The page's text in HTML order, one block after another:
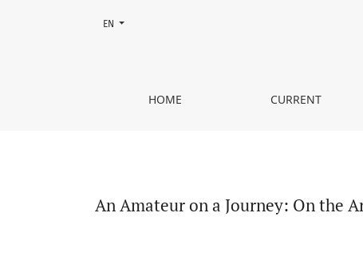
An Amateur on a Journey: On the Artistic Work
HOME CURRENT
Change the language. The current language is:
EN
An Amateur on a Journey: On the